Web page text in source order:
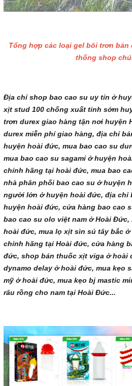
Tổng hợp các loại gel bôi trơn bán
thống shop
Địa chỉ shop bao cao su uy tín ở
xịt stud 100 chống xuất tinh sớm
trơn durex giao hàng tận nơi huyện
durex miễn phí giao hàng, địa chỉ
huyện hoài đức, mua bao cao su
mua bao cao su sagami ở huyện
chính hãng tại hoài đức, mua bao
nhà phân phối bao cao su ở huyện
người lớn ở huyện hoài đức, địa chỉ
huyện hoài đức, cửa hàng bao cao
bao cao su olo việt nam ở Hoài
hoài đức, mua lọ xịt sìn sú tây bắc
chính hãng tại Hoài đức, cửa hàng
đức, shop bán thuốc xịt viga ở hoài
dynamo delay ở hoài đức, mua kẹo
mỹ ở hoài đức, mua kẹo bj mastic
râu rồng cho nam tại Hoài Đức...